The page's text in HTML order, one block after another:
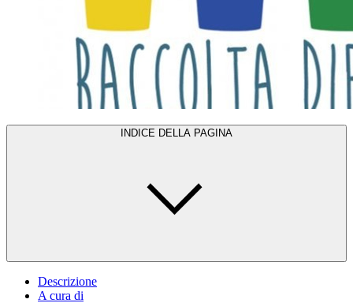
INDICE DELLA PAGINA
Descrizione
A cura di